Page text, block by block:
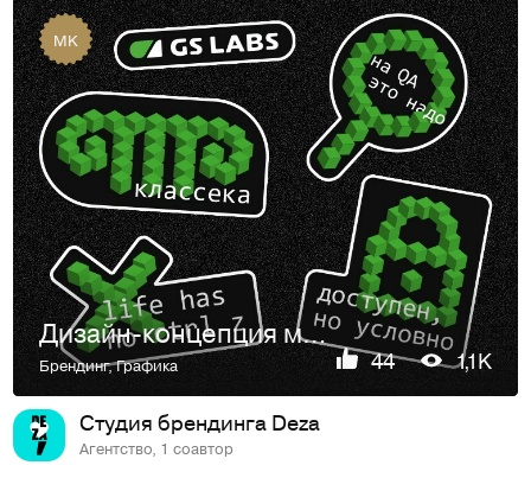
MK
Дизайн-концепция мерча для ИТ-компании
Брендинг,Графика 44 1,1K
Студия брендинга Deza
Агентство, 1 соавтор